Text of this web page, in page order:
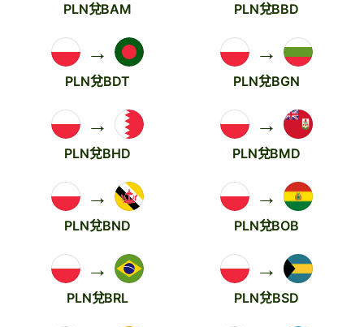
PLN兌BAM PLN兌BBD
→
PLN兌BDT
→
PLN兌BGN
→
PLN兌BHD
→
PLN兌BMD
→
PLN兌BND
→
PLN兌BOB
→
PLN兌BRL
→
PLN兌BSD